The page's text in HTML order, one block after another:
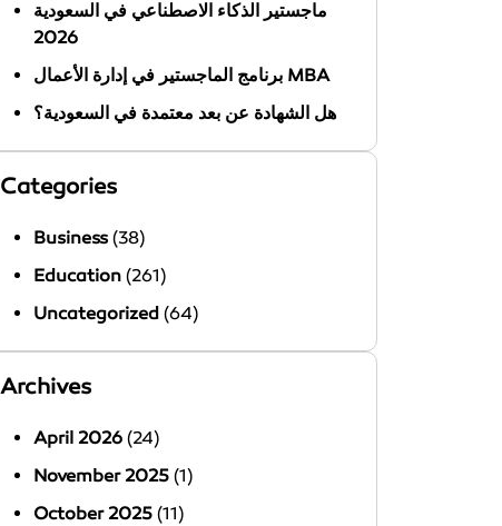
ماجستير الذكاء الاصطناعي في السعودية
2026
برنامج الماجستير في إدارة الأعمال MBA
هل الشهادة عن بعد معتمدة في السعودية؟
Categories
Business (38)
Education (261)
Uncategorized (64)
Archives
April 2026 (24)
November 2025 (1)
October 2025 (11)